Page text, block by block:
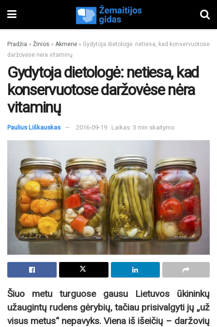
Pradžia » Žinios » Akmenė » Gydytoja dietologė: netiesa, kad konservuotose
daržovėse nėra vitaminų
Gydytoja dietologė: netiesa, kad
konservuotose daržovėse nėra
vitaminų
Paulius Liškauskas 2016-09-19 Laikas: 3 min skaitymo
Šiuo metu turguose gausu Lietuvos ūkininkų
užaugintų rudens gėrybių, tačiau prisivalgyti jų „už
visus metus“ nepavyks. Viena iš išeičių – daržovių